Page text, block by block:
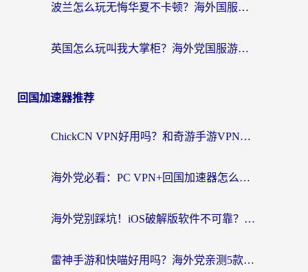
波兰怎么玩无悔华夏不卡顿？海外国服游戏加速器终极指南（附征途2萤火突击解决方案）
英国怎么玩叫我大掌柜？海外党国服游戏加速避坑指南（附实测推荐）
回国加速器推荐
ChickCN VPN好用吗？和奇游手游VPN对比哪个回国效果更好？海外党亲测实用指南
海外党必看：PC VPN+回国加速器怎么选？无缝访问国内资源全攻略
海外党别踩坑！iOS破解版软件不可靠？教你选对回国加速器无缝看国内资源
雷神手游和快喵好用吗？海外党亲测5款回国加速器，附斧牛Bling对比+微信视频号解决办法